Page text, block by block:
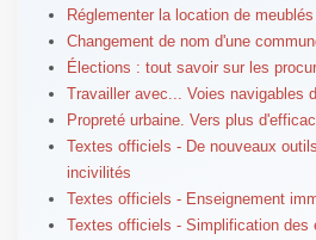
Réglementer la location de
Changement de nom d'une
Élections : tout savoir sur les
Travailler avec... Voies navigables
Propreté urbaine. Vers plus
Textes officiels - De nouveaux
incivilités
Textes officiels - Enseignement
Textes officiels - Simplification des